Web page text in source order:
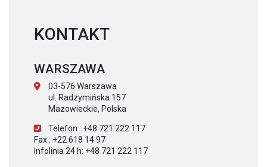
KONTAKT
WARSZAWA
03-576 Warszawa
ul. Radzymińska 157
Mazowieckie, Polska
Telefon : +48 721 222 117
Fax : +22 618 14 97
Infolinia 24 h: +48 721 222 117